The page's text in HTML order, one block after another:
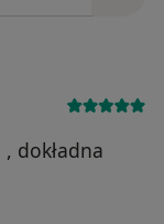
dokładna